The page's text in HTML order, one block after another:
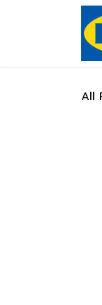
Skip to Content
All